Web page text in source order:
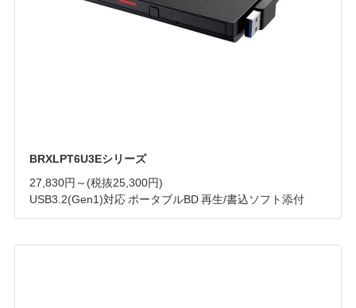
BRXLPT6U3Eシリーズ
27,830円～ (税抜25,300円)
USB3.2(Gen1)対応 ポータブルBD 再生/書込ソフト添付